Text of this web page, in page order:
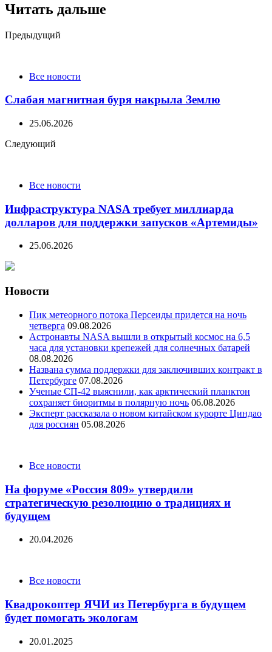
Читать дальше
Post
Предыдущий
Все новости
Слабая магнитная буря накрыла Землю
25.06.2026
Следующий
Все новости
Инфраструктура NASA требует миллиарда
долларов для поддержки запусков «Артемиды»
25.06.2026
Новости
Пик метеорного потока Персеиды придется на ночь
четверга 09.08.2026
Астронавты NASA вышли в открытый космос на 6,5
часа для установки крепежей для солнечных батарей
08.08.2026
Названа сумма поддержки для заключивших контракт в
Петербурге 07.08.2026
Ученые СП-42 выяснили, как арктический планктон
сохраняет биоритмы в полярную ночь 06.08.2026
Эксперт рассказала о новом китайском курорте Циндао
для россиян 05.08.2026
CategoriesВсе новости
На форуме «Россия 809» утвердили
стратегическую резолюцию о традициях и
будущем
20.04.2026
CategoriesВсе новости
Квадрокоптер ЯЧИ из Петербурга в будущем
будет помогать экологам
20.01.2025